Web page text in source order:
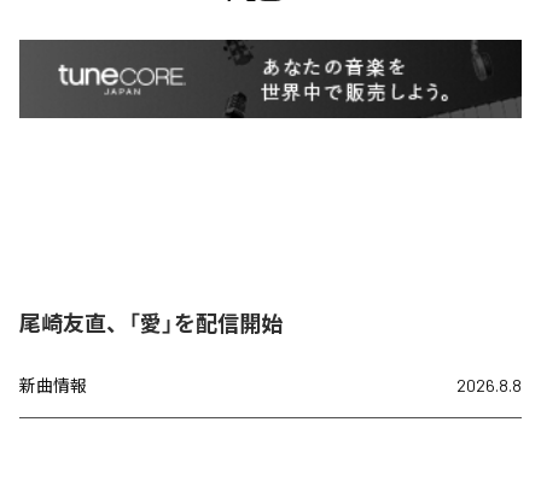
尾崎友直、「愛」を配信開始
新曲情報 2026.8.8